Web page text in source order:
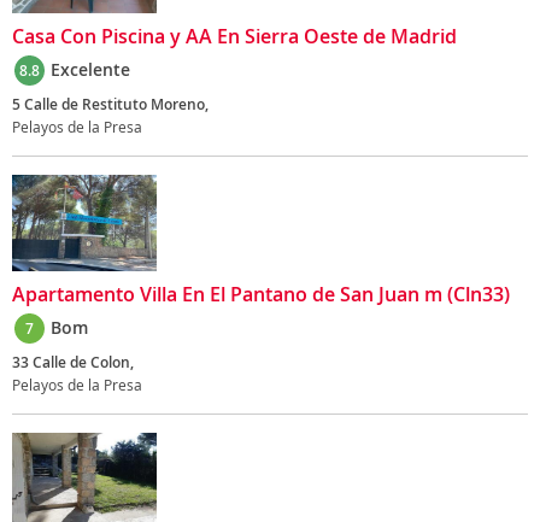
Casa Con Piscina y AA En Sierra Oeste de Madrid
8.8 Excelente
5 Calle de Restituto Moreno,
Pelayos de la Presa
Apartamento Villa En El Pantano de San Juan m (Cln33)
7 Bom
33 Calle de Colon,
Pelayos de la Presa